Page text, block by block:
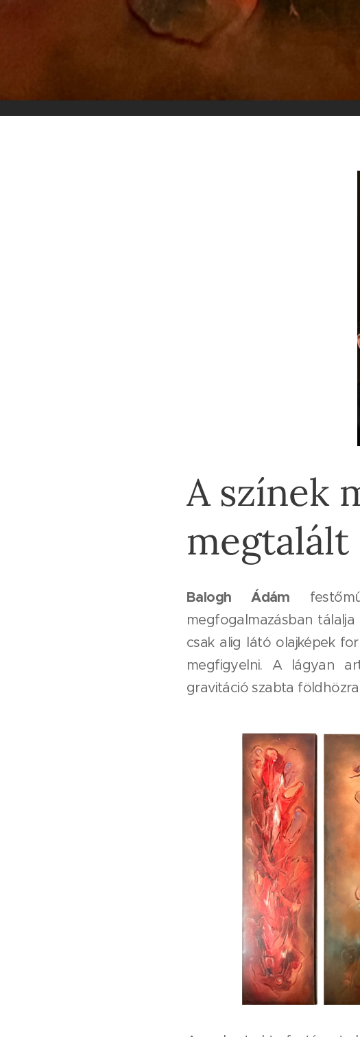
A színek
megtalált
Balogh Ádám
megfogalmazásban
csak alig látó olajképek
megfigyelni. A lágyan
gravitáció szabta